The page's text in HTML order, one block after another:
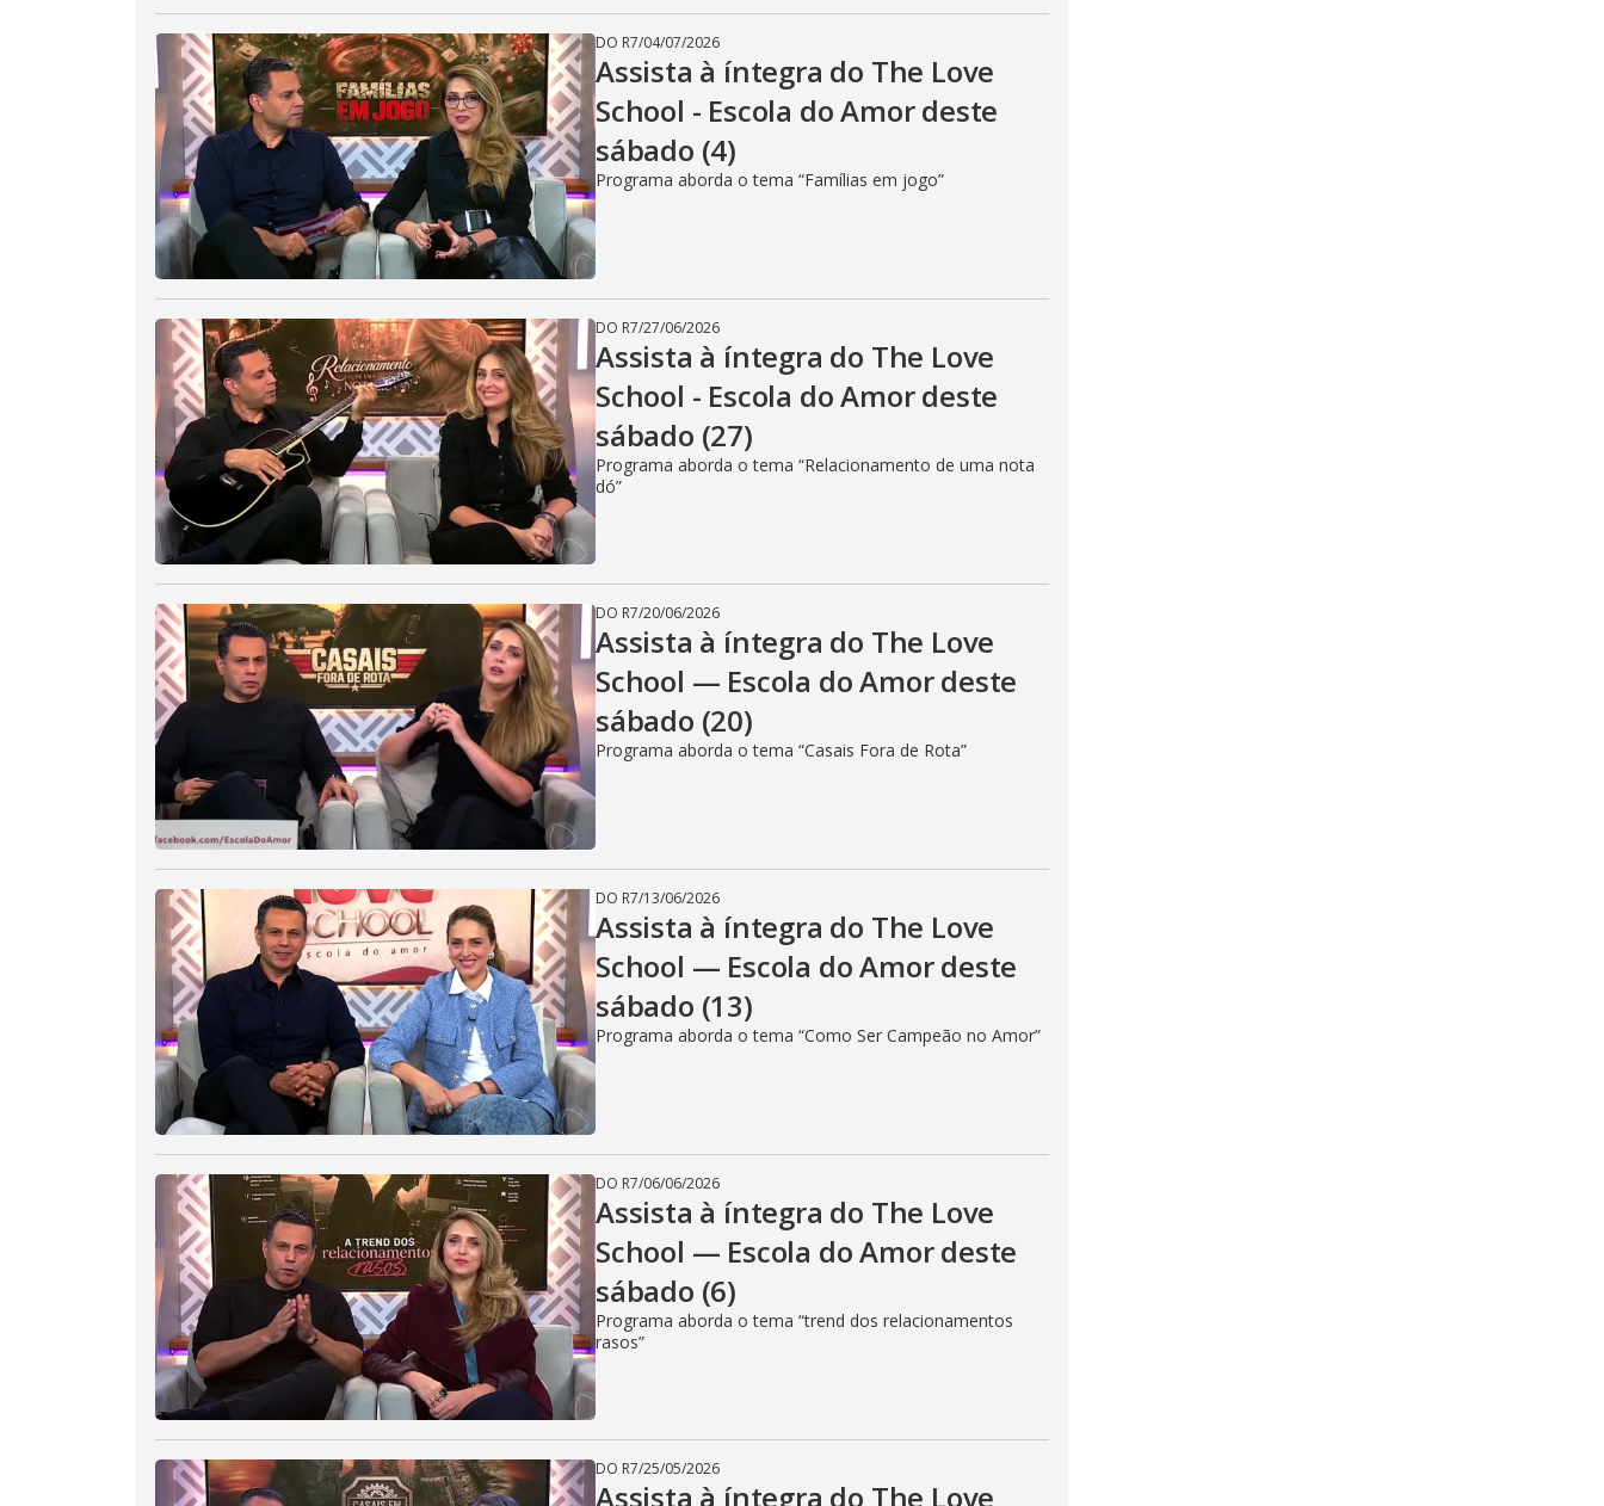
DO R7/04/07/2026
Assista à íntegra do The Love
School - Escola do Amor deste
sábado (4)
Programa aborda o tema “Famílias em jogo”
DO R7/27/06/2026
Assista à íntegra do The Love
School - Escola do Amor deste
sábado (27)
Programa aborda o tema “Relacionamento de uma nota
dó”
DO R7/20/06/2026
Assista à íntegra do The Love
School — Escola do Amor deste
sábado (20)
Programa aborda o tema “Casais Fora de Rota”
DO R7/13/06/2026
Assista à íntegra do The Love
School — Escola do Amor deste
sábado (13)
Programa aborda o tema “Como Ser Campeão no Amor”
DO R7/06/06/2026
Assista à íntegra do The Love
School — Escola do Amor deste
sábado (6)
Programa aborda o tema “trend dos relacionamentos
rasos”
DO R7/25/05/2026
Assista à íntegra do The Love